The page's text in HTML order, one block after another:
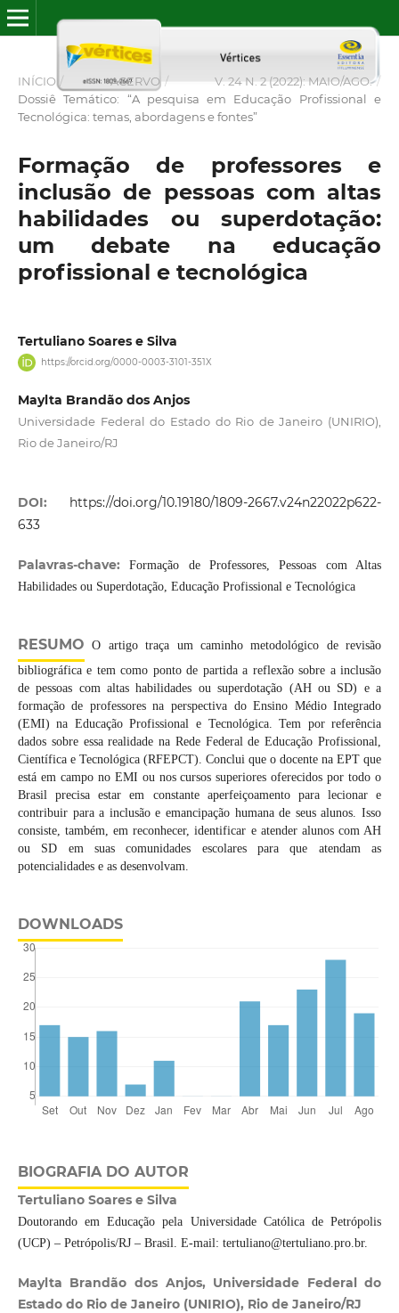
INÍCIO / ACERVO / V. 24 N. 2 (2022): MAIO/AGO. /
Dossiê Temático: “A pesquisa em Educação Profissional e
Tecnológica: temas, abordagens e fontes”
Formação de professores e
inclusão de pessoas com altas
habilidades ou superdotação:
um debate na educação
profissional e tecnológica
Tertuliano Soares e Silva
https://orcid.org/0000-0003-3101-351X
Maylta Brandão dos Anjos
Universidade Federal do Estado do Rio de Janeiro (UNIRIO),
Rio de Janeiro/RJ
DOI: https://doi.org/10.19180/1809-2667.v24n22022p622-
633
Palavras-chave:Formação de Professores, Pessoas com Altas
Habilidades ou Superdotação, Educação Profissional e Tecnológica
RESUMO O artigo traça um caminho metodológico de revisão
bibliográfica e tem como ponto de partida a reflexão sobre a inclusão
de pessoas com altas habilidades ou superdotação (AH ou SD) e a
formação de professores na perspectiva do Ensino Médio Integrado
(EMI) na Educação Profissional e Tecnológica. Tem por referência
dados sobre essa realidade na Rede Federal de Educação Profissional,
Científica e Tecnológica (RFEPCT). Conclui que o docente na EPT que
está em campo no EMI ou nos cursos superiores oferecidos por todo o
Brasil precisa estar em constante aperfeiçoamento para lecionar e
contribuir para a inclusão e emancipação humana de seus alunos. Isso
consiste, também, em reconhecer, identificar e atender alunos com AH
ou SD em suas comunidades escolares para que atendam as
potencialidades e as desenvolvam.
DOWNLOADS
BIOGRAFIA DO AUTOR
Tertuliano Soares e Silva
Doutorando em Educação pela Universidade Católica de Petrópolis
(UCP) – Petrópolis/RJ – Brasil. E-mail: tertuliano@tertuliano.pro.br.
Maylta Brandão dos Anjos, Universidade Federal do
Estado do Rio de Janeiro (UNIRIO), Rio de Janeiro/RJ